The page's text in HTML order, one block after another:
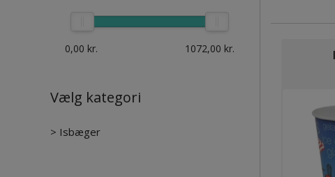
0,00 kr. 1072,00 kr.
Vælg kategori
> Isbæger